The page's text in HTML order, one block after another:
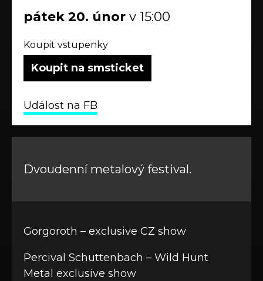
pátek 20. únor v 15:00
Koupit vstupenky
Koupit na smsticket
Událost na FB
Dvoudenní metalový festival.
Gorgoroth – exclusive CZ show
Percival Schuttenbach – Wild Hunt
Metal exclusive show